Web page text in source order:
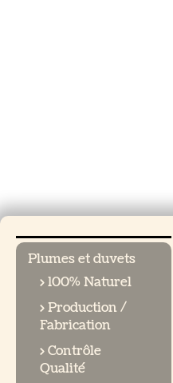
Plumes et duvets
> 100% Naturel
> Production /
Fabrication
> Contrôle
Qualité